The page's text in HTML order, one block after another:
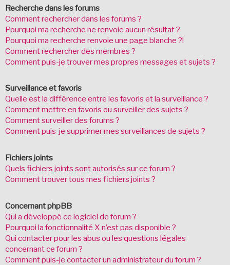
Recherche dans les forums
Comment rechercher dans les forums ?
Pourquoi ma recherche ne renvoie aucun résultat ?
Pourquoi ma recherche renvoie une page blanche ?!
Comment rechercher des membres ?
Comment puis-je trouver mes propres messages et sujets ?
Surveillance et favoris
Quelle est la différence entre les favoris et la surveillance ?
Comment mettre en favoris ou surveiller des sujets ?
Comment surveiller des forums ?
Comment puis-je supprimer mes surveillances de sujets ?
Fichiers joints
Quels fichiers joints sont autorisés sur ce forum ?
Comment trouver tous mes fichiers joints ?
Concernant phpBB
Qui a développé ce logiciel de forum ?
Pourquoi la fonctionnalité X n’est pas disponible ?
Qui contacter pour les abus ou les questions légales
concernant ce forum ?
Comment puis-je contacter un administrateur du forum ?